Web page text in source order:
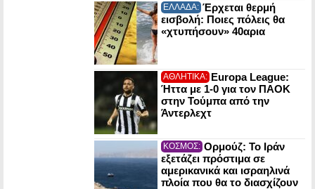
ΕΛΛΑΔΑ: Έρχεται θερμή
εισβολή: Ποιες πόλεις θα
«χτυπήσουν» 40αρια
ΑΘΛΗΤΙΚΑ: Europa League:
Ήττα με 1-0 για τον ΠΑΟΚ
στην Τούμπα από την
Άντερλεχτ
ΚΟΣΜΟΣ: Ορμούζ: Το Ιράν
εξετάζει πρόστιμα σε
αμερικανικά και ισραηλινά
πλοία που θα το διασχίζουν